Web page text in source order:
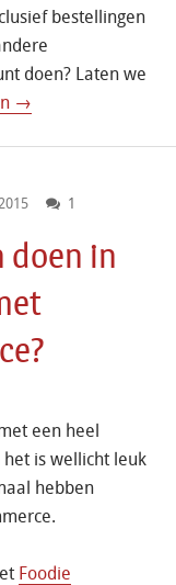
bestellingen
doen? Laten we
→
1
doen in
een heel
is wellicht leuk
hebben
Foodie